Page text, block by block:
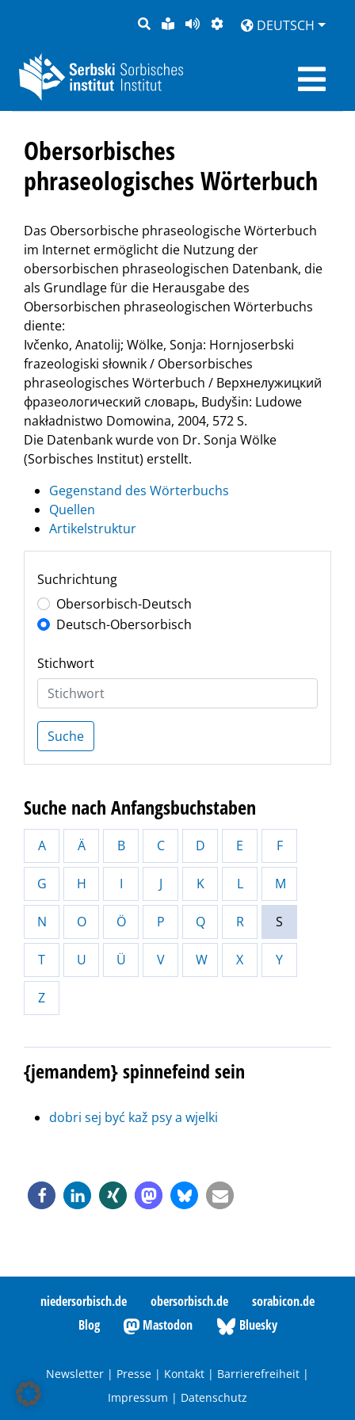
SUCHELEICHTE
SPRACHE
SEITEDARSTELLUNG
DEUTSCH
Obersorbisches
phraseologisches Wörterbuch
Das Obersorbische phraseologische Wörterbuch
im Internet ermöglicht die Nutzung der
obersorbischen phraseologischen Datenbank, die
als Grundlage für die Herausgabe des
Obersorbischen phraseologischen Wörterbuchs
diente:
Ivčenko, Anatolij; Wölke, Sonja: Hornjoserbski
frazeologiski słownik / Obersorbisches
phraseologisches Wörterbuch / Верхнелужицкий
фразеологический словарь, Budyšin: Ludowe
nakładnistwo Domowina, 2004, 572 S.
Die Datenbank wurde von Dr. Sonja Wölke
(Sorbisches Institut) erstellt.
Gegenstand des Wörterbuchs
Quellen
Artikelstruktur
Suchrichtung
Obersorbisch-Deutsch
Deutsch-Obersorbisch
Stichwort
Suche
Suche nach Anfangsbuchstaben
A Ä B C D E F
G H I J K L M
N O Ö P Q R S
T U Ü V W X Y
Z
{jemandem} spinnefeind sein
dobri sej być kaž psy a wjelki
niedersorbisch.de obersorbisch.de
sorabicon.de
Blog
Mastodon Bluesky
Newsletter | Presse | Kontakt | Barrierefreiheit |
Impressum | Datenschutz